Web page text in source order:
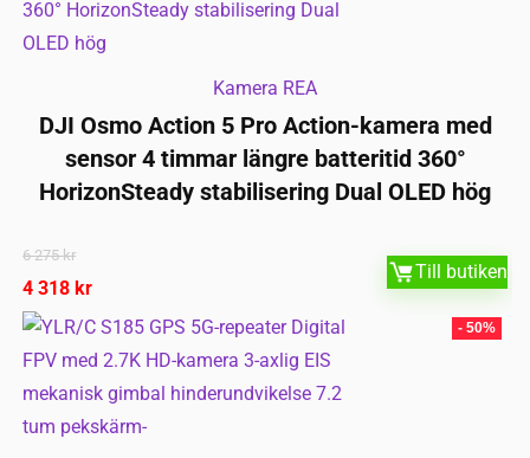
Kamera REA
DJI Osmo Action 5 Pro Action-kamera med
sensor 4 timmar längre batteritid 360°
HorizonSteady stabilisering Dual OLED hög
6 275kr
4 318 kr
Till butiken
- 50%